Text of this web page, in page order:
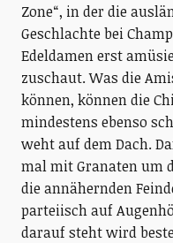
Zone“, in der die
Geschlachte bei
Edeldamen erst
zuschaut. Was die
können, können die
mindestens ebenso
weht auf dem Dach.
mal mit Granaten um
die annähernden
parteiisch auf
darauf steht wird